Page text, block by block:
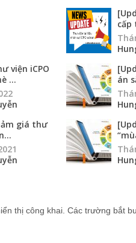
cấp
viện iCPO
...
án
giá thư
thị công khai. Các trường bắt